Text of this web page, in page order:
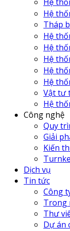
Hệ
Hệ
Tháp
Hệ
Hệ
Hệ
Hệ
Hệ
Vật tư
Hệ
Công nghệ
Quy
Giải
Kiến
Dịch vụ
Tin tức
Công
Trong
Thư
Dự án